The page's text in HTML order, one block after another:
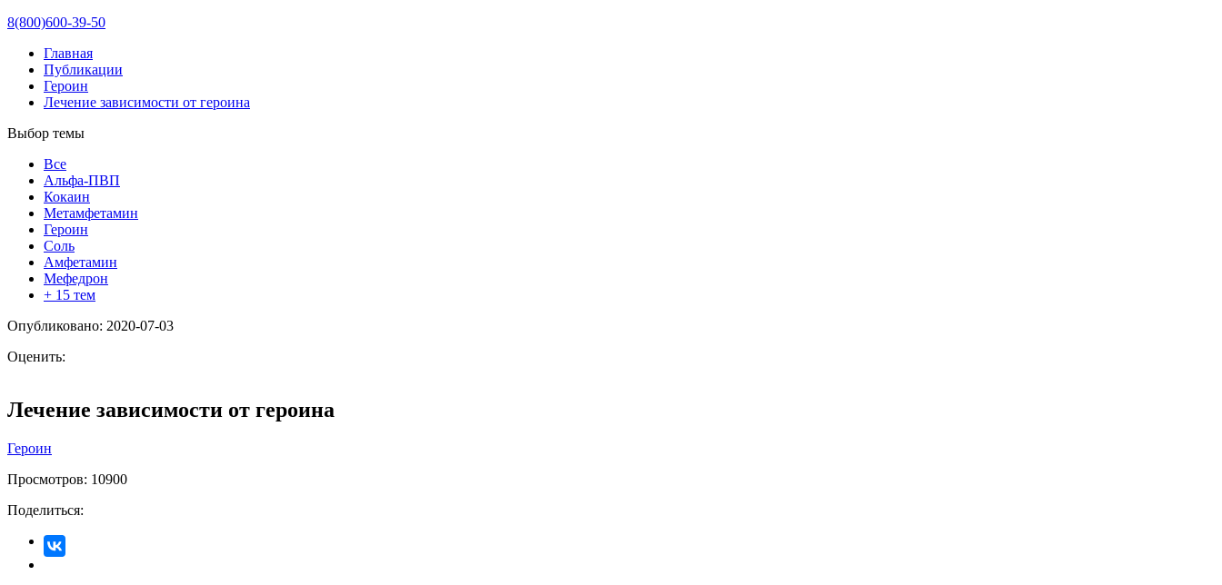
8(800)600-39-50
Главная
Публикации
Героин
Лечение зависимости от героина
Выбор темы
Все
Альфа-ПВП
Кокаин
Метамфетамин
Героин
Соль
Амфетамин
Мефедрон
+ 15 тем
Опубликовано: 2020-07-03
Оценить:
Лечение зависимости от героина
Героин
Просмотров: 10900
Поделиться: